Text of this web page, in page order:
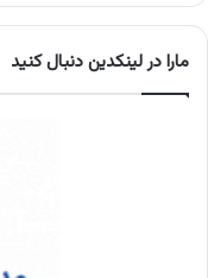
مارا در لینکدین دنبال کنید